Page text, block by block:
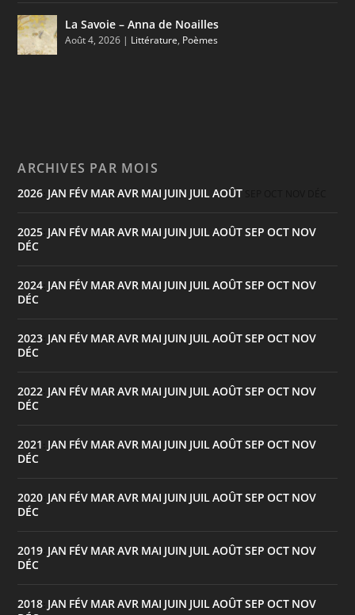
La Savoie – Anna de Noailles
Août 4, 2026 | Littérature, Poèmes
ARCHIVES PAR MOIS
2026 JAN FÉV MARAVR MAI JUIN JUILAOÛT
2025 JAN FÉV MARAVR MAI JUIN JUILAOÛTSEP OCT NOV
DÉC
2024 JAN FÉV MARAVR MAI JUIN JUILAOÛTSEP OCT NOV
DÉC
2023 JAN FÉV MARAVR MAI JUIN JUILAOÛTSEP OCT NOV
DÉC
2022 JAN FÉV MARAVR MAI JUIN JUILAOÛTSEP OCT NOV
DÉC
2021 JAN FÉV MARAVR MAI JUIN JUILAOÛTSEP OCT NOV
DÉC
2020 JAN FÉV MARAVR MAI JUIN JUILAOÛTSEP OCT NOV
DÉC
2019 JAN FÉV MARAVR MAI JUIN JUILAOÛTSEP OCT NOV
DÉC
2018 JAN FÉV MARAVR MAI JUIN JUILAOÛTSEP OCT NOV